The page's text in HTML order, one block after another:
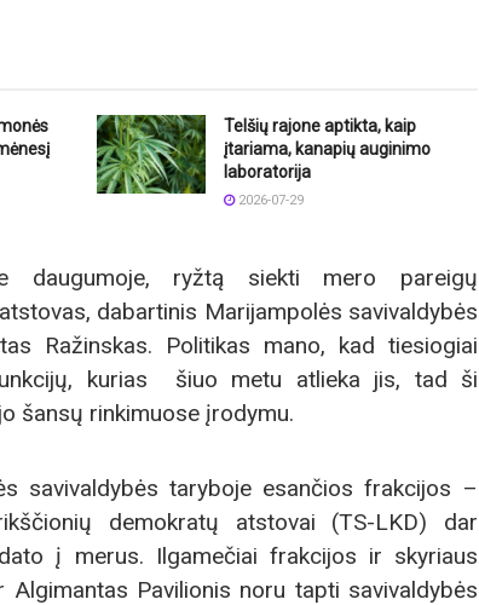
Telšių rajone aptikta, kaip
įtariama, kanapių auginimo
laboratorija
2026-07-29
daugumoje, ryžtą siekti mero pareigų
dabartinis Marijampolės savivaldybės
Ražinskas. Politikas mano, kad tiesiogiai
kurias šiuo metu atlieka jis, tad ši
šansų rinkimuose įrodymu.
savivaldybės taryboje esančios frakcijos –
demokratų atstovai (TS-LKD) dar
į merus. Ilgamečiai frakcijos ir skyriaus
Pavilionis noru tapti savivaldybės